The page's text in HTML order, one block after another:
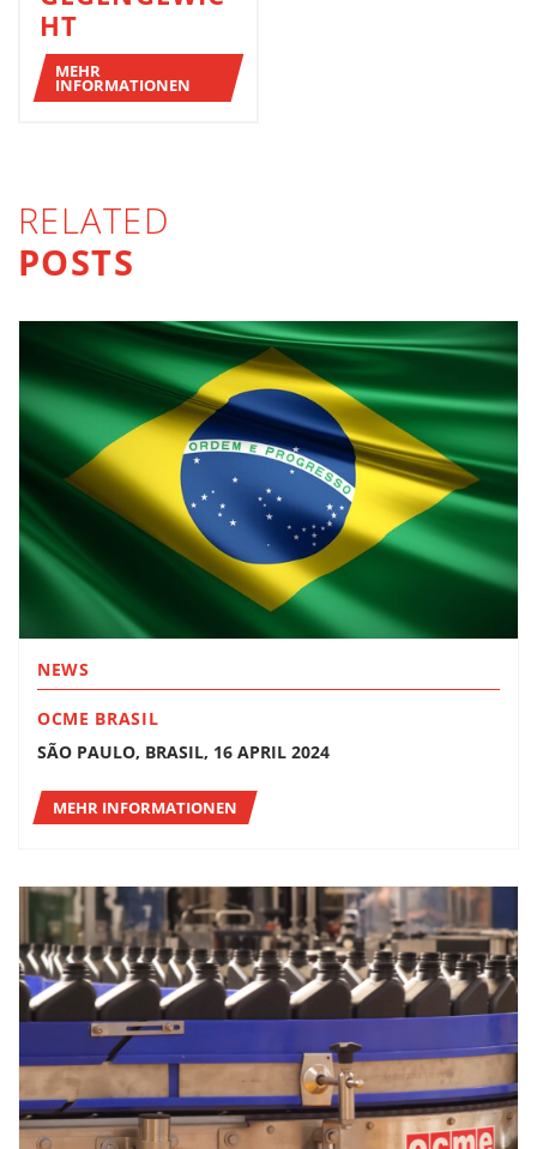
HT
MEHR
INFORMATIONEN
RELATED
POSTS
NEWS
OCME BRASIL
SÃO PAULO, BRASIL, 16 APRIL 2024
MEHR INFORMATIONEN